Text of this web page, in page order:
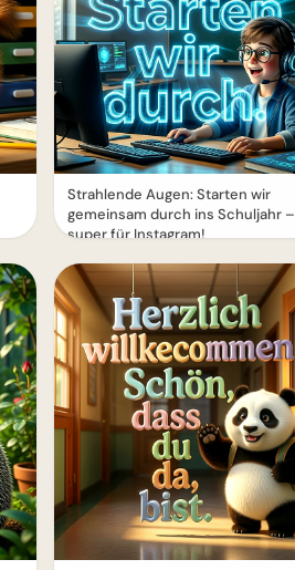
Strahlende Augen: Starten wir
gemeinsam durch ins Schuljahr –
super für Instagram!